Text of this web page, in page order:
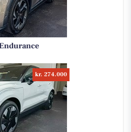
kr. 274.000